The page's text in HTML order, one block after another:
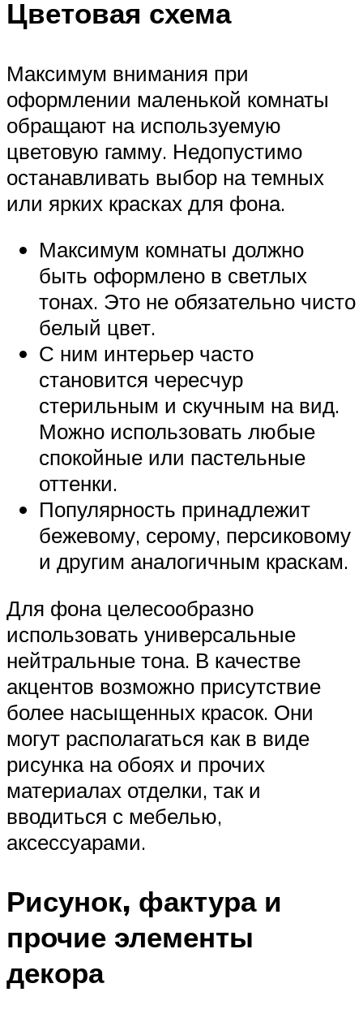
Цветовая схема
Максимум внимания при
оформлении маленькой комнаты
обращают на используемую
цветовую гамму. Недопустимо
останавливать выбор на темных
или ярких красках для фона.
Максимум комнаты должно
быть оформлено в светлых
тонах. Это не обязательно чисто
белый цвет.
С ним интерьер часто
становится чересчур
стерильным и скучным на вид.
Можно использовать любые
спокойные или пастельные
оттенки.
Популярность принадлежит
бежевому, серому, персиковому
и другим аналогичным краскам.
Для фона целесообразно
использовать универсальные
нейтральные тона. В качестве
акцентов возможно присутствие
более насыщенных красок. Они
могут располагаться как в виде
рисунка на обоях и прочих
материалах отделки, так и
вводиться с мебелью,
аксессуарами.
Рисунок, фактура и
прочие элементы
декора